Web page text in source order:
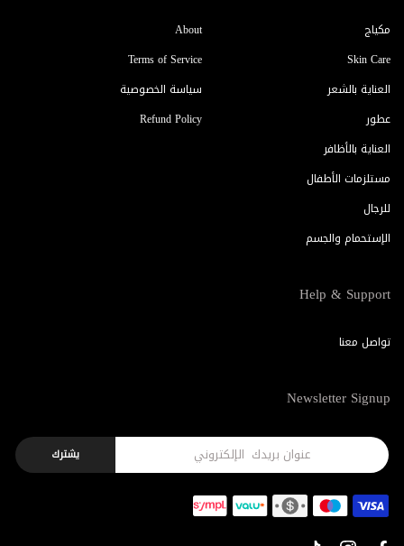
مكياج
Skin Care
العناية بالشعر
عطور
العناية بالأظافر
مستلزمات الأطفال
للرجال
الإستحمام والجسم
About
Terms of Service
سياسة الخصوصية
Refund Policy
Help & Support
تواصل معنا
Newsletter Signup
يشترك